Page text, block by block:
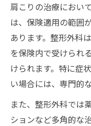
肩こりの治療におい
は、保険適用の範囲
あります。整形外科
を保険内で受けられ
けられます。特に症
い場合には、専門的
また、整形外科では
ションなど多角的な